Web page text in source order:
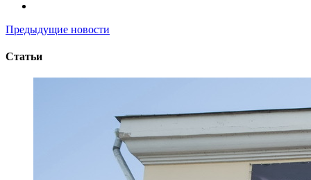
Предыдущие новости
Статьи